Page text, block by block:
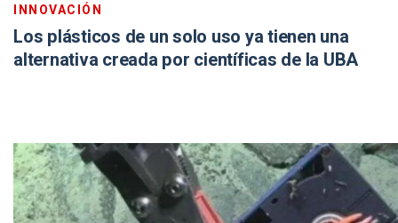
INNOVACIÓN
Los plásticos de un solo uso ya tienen una
alternativa creada por científicas de la UBA